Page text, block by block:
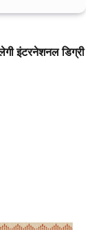
इंटरनेशनल डिग्री